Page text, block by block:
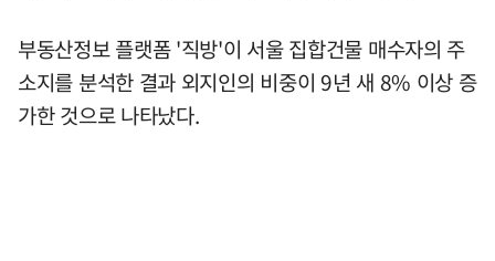
부동산정보 플랫폼 '직방'이 서울 집합건물 매수자의 주
소지를 분석한 결과 외지인의 비중이 9년 새 8% 이상 증
가한 것으로 나타났다.